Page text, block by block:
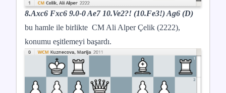
8.Axc6 Fxc6 9.0-0 Ae7 10.Ve2?! (10.Fe3!) Ag6 (D)
bu hamle ile birlikte CM Ali Alper Çelik (2222),
konumu eşitlemeyi başardı.